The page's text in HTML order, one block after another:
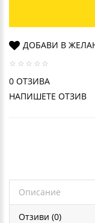
ДОБАВИ В
0 ОТЗИВА
НАПИШЕТЕ ОТЗИВ
Описание
Отзиви (0)